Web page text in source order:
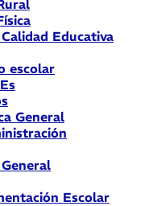
Educativa
escolar
General
Escolar